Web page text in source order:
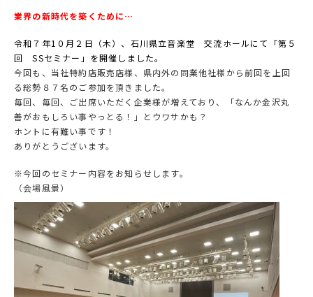
業界の新時代を築くために…
令和７年1０月２日（木）、石川県立音楽堂 交流ホールにて「第５
回 SSセミナー」を開催しました。
今回も、当社特約店販売店様、県内外の同業他社様から前回を上回
る総勢８７名のご参加を頂きました。
毎回、毎回、ご出席いただく企業様が増えており、「なんか金沢丸
善がおもしろい事やっとる！」とウワサかも？
ホントに有難い事です！
ありがとうございます。
※今回のセミナー内容をお知らせします。
（会場風景）